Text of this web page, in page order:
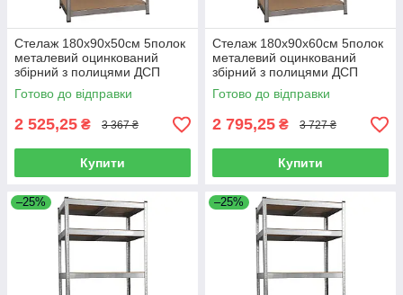
Стелаж 180x90x50см 5полок
металевий оцинкований
збірний з полицями ДСП
Готово до відправки
2 525,25 ₴ 3 367 ₴
Купити
Стелаж 180x90x60см 5полок
металевий оцинкований
збірний з полицями ДСП
Готово до відправки
2 795,25 ₴ 3 727 ₴
Купити
–25% –25%